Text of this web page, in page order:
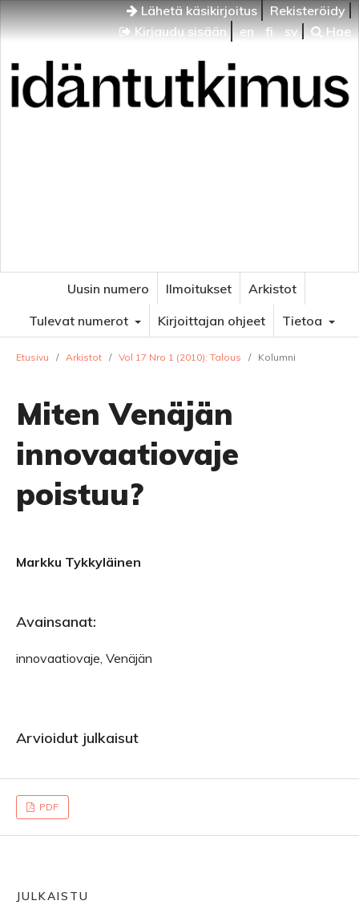
Lähetä käsikirjoitus
Rekisteröidy
Kirjaudu sisään
en fi sv Hae
Uusin numero Ilmoitukset
Arkistot
Tulevat numerot
Kirjoittajan ohjeet Tietoa
Etusivu / Arkistot / Vol 17 Nro 1 (2010): Talous / Kolumni
Miten Venäjän
innovaatiovaje
poistuu?
Markku Tykkyläinen
Avainsanat:
innovaatiovaje, Venäjän
Arvioidut julkaisut
PDF
JULKAISTU